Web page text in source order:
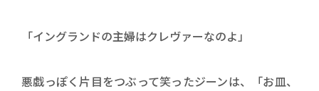
「イングランドの主婦はクレヴァーなのよ」
悪戯っぽく片目をつぶって笑ったジーンは、「お皿、